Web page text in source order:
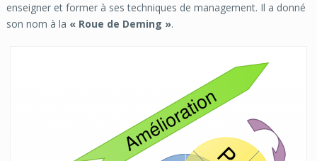
enseigner et former à ses techniques de management. Il a donné
son nom à la « Roue de Deming ».